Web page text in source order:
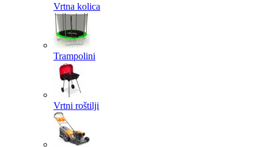
Vrtna kolica
Trampolini
Vrtni roštilji